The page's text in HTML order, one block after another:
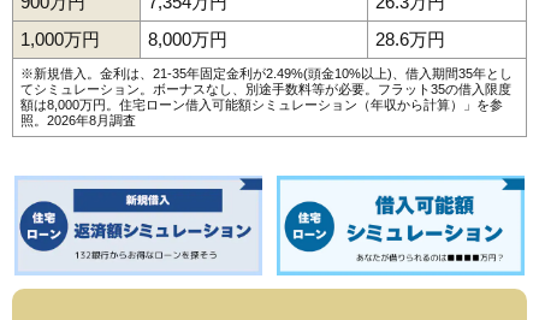
1,000万円
8,000万円 28.6万円
※新規借入。金利は、21-35年固定金利が2.49%(頭金10%以上)、借入期間35年とし
てシミュレーション。ボーナスなし、別途手数料等が必要。フラット35の借入限度
額は8,000万円。 住宅ローン借入可能額シミュレーション（年収から計算）
」を参
照。2026年8月調査